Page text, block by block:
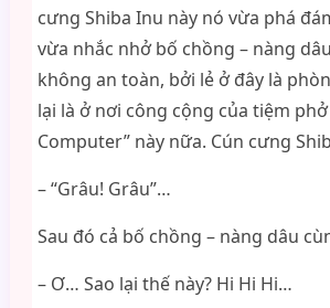
cưng Shiba Inu này nó vừa phá
vừa nhắc nhở bố chồng – nàng
không an toàn, bởi lẻ ở đây là
lại là ở nơi công cộng của tiệm phở
Computer” này nữa. Cún cưng
– “Grâu! Grâu”…
Sau đó cả bố chồng – nàng dâu
– Ơ… Sao lại thế này? Hi Hi Hi…